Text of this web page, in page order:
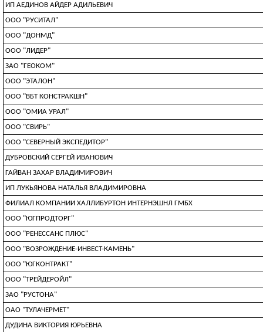
ИП АЕДИНОВ АЙДЕР АДИЛЬЕВИЧ
ООО "РУСИТАЛ"
ООО "ДОНМД"
ООО "ЛИДЕР"
ЗАО "ГЕОКОМ"
ООО "ЭТАЛОН"
ООО "ВБТ КОНСТРАКШН"
ООО "ОМИА УРАЛ"
ООО "СВИРЬ"
ООО "СЕВЕРНЫЙ ЭКСПЕДИТОР"
ДУБРОВСКИЙ СЕРГЕЙ ИВАНОВИЧ
ГАЙВАН ЗАХАР ВЛАДИМИРОВИЧ
ИП ЛУКЬЯНОВА НАТАЛЬЯ ВЛАДИМИРОВНА
ФИЛИАЛ КОМПАНИИ ХАЛЛИБУРТОН ИНТЕРНЭШНЛ ГМБХ
ООО "ЮГПРОДТОРГ"
ООО "РЕНЕССАНС ПЛЮС"
ООО "ВОЗРОЖДЕНИЕ-ИНВЕСТ-КАМЕНЬ"
ООО "ЮГКОНТРАКТ"
ООО "ТРЕЙДЕРОЙЛ"
ЗАО "РУСТОНА"
ОАО "ТУЛАЧЕРМЕТ"
ДУДИНА ВИКТОРИЯ ЮРЬЕВНА